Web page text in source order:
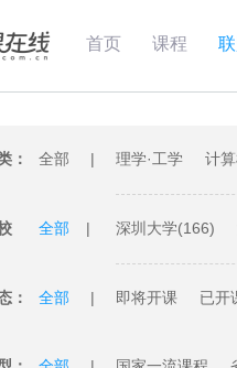
首页 课程
： 全部 理学·工学 计
全部 深圳大学(166)
： 全部 即将开课 已开